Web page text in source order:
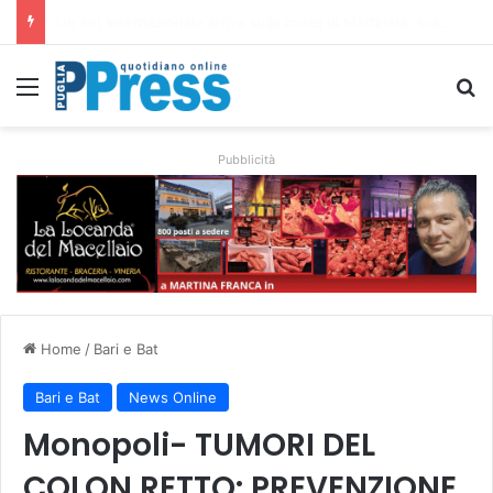
Menu
Pubblicità
Home / Bari e Bat
Bari e Bat News Online
Monopoli- TUMORI DEL